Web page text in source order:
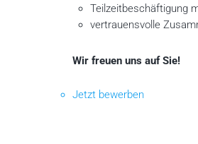
Teilzeitbeschäftigung
vertrauensvolle
Wir freuen uns auf Sie!
Jetzt bewerben